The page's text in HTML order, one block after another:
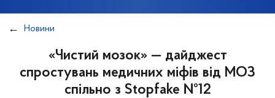
Новини
«Чистий мозок» — дайджест
спростувань медичних міфів від МОЗ
спільно з Stopfake №12